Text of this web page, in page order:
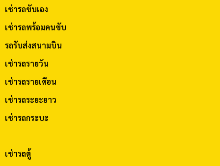
เช่ารถขับเอง
เช่ารถพร้อมคนขับ
รถรับส่งสนามบิน
เช่ารถรายวัน
เช่ารถรายเดือน
เช่ารถระยะยาว
เช่ารถกระบะ
เช่ารถตู้